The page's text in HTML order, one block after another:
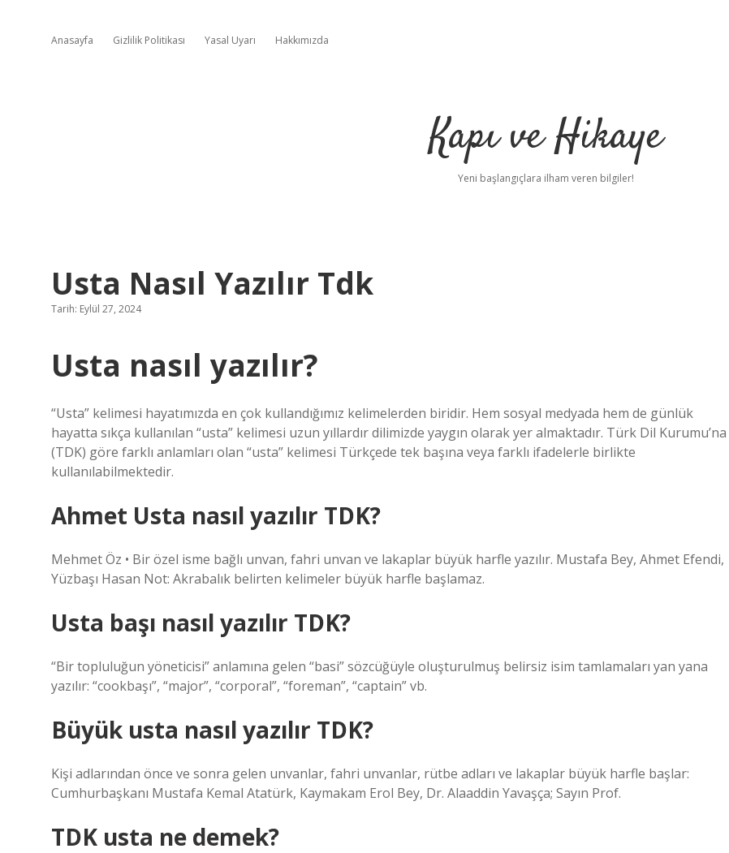
Anasayfa Gizlilik Politikası Yasal Uyarı Hakkımızda
Kapı ve Hikaye
Yeni başlangıçlara ilham veren bilgiler!
Usta Nasıl Yazılır Tdk
Tarih: Eylül 27, 2024
Usta nasıl yazılır?
“Usta” kelimesi hayatımızda en çok kullandığımız kelimelerden biridir. Hem sosyal medyada hem de günlük
hayatta sıkça kullanılan “usta” kelimesi uzun yıllardır dilimizde yaygın olarak yer almaktadır. Türk Dil Kurumu’na
(TDK) göre farklı anlamları olan “usta” kelimesi Türkçede tek başına veya farklı ifadelerle birlikte
kullanılabilmektedir.
Ahmet Usta nasıl yazılır TDK?
Mehmet Öz • Bir özel isme bağlı unvan, fahri unvan ve lakaplar büyük harfle yazılır. Mustafa Bey, Ahmet Efendi,
Yüzbaşı Hasan Not: Akrabalık belirten kelimeler büyük harfle başlamaz.
Usta başı nasıl yazılır TDK?
“Bir topluluğun yöneticisi” anlamına gelen “basi” sözcüğüyle oluşturulmuş belirsiz isim tamlamaları yan yana
yazılır: “cookbaşı”, “major”, “corporal”, “foreman”, “captain” vb.
Büyük usta nasıl yazılır TDK?
Kişi adlarından önce ve sonra gelen unvanlar, fahri unvanlar, rütbe adları ve lakaplar büyük harfle başlar:
Cumhurbaşkanı Mustafa Kemal Atatürk, Kaymakam Erol Bey, Dr. Alaaddin Yavaşça; Sayın Prof.
TDK usta ne demek?